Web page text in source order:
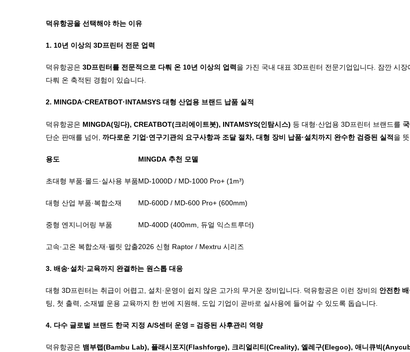
덕유항공을 선택해야 하는 이유
1. 10년 이상의 3D프린터 전문 업력
덕유항공은 3D프린터를 전문적으로 다뤄 온 10년 이상의 업력을 가진 국내 대표 3D프린터 전문기업입니다. 잠깐 시
다뤄 온 축적된 경험이 있습니다.
2. MINGDA·CREATBOT·INTAMSYS 대형 산업용 브랜드 납품 실적
덕유항공은 MINGDA(밍다), CREATBOT(크리에이트봇), INTAMSYS(인탐시스) 등 대형·산업용 3D프린터 브랜드를
단순 판매를 넘어, 까다로운 기업·연구기관의 요구사항과 조달 절차, 대형 장비 납품·설치까지 완수한 검증된 실적 을
용도 MINGDA 추천 모델
초대형 부품·몰드·실사용 부품MD-1000D / MD-1000 Pro+ (1m³)
대형 산업 부품·복합소재 MD-600D / MD-600 Pro+ (600mm)
중형 엔지니어링 부품 MD-400D (400mm, 듀얼 익스트루더)
고속· 고온 복합소재·펠릿 압출2026 신형 Raptor / Mextru 시리즈
3. 배송·설치·교육까지 완결하는 원스톱 대응
대형 3D프린터는 취급이 어렵고, 설치·운영이 쉽지 않은 고가의 무거운 장비입니다. 덕유항공은 이런 장비의 안전한
팅, 첫 출력, 소재별 운용 교육까지 한 번에 지원해, 도입 기업이 곧바로 실사용에 들어갈 수 있도록 돕습니다.
4. 다수 글로벌 브랜드 한국 지정 A/S센터 운영 = 검증된 사후관리 역량
덕유항공은 뱀부랩(Bambu Lab), 플래시포지(Flashforge), 크리얼리티(Creality), 엘레구(Elegoo), 애니큐빅